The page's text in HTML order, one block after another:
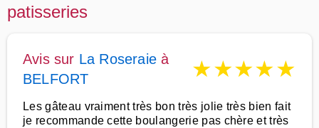
patisseries
Avis sur La Roseraie à
BELFORT
★★★★★
Les gâteau vraiment très bon très jolie très bien fait
je recommande cette boulangerie pas chère et très